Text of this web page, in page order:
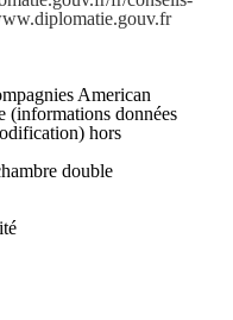
American
(informations données
hors
double